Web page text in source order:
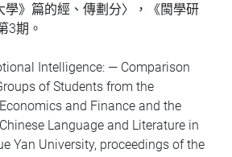
學》篇的經、傳劃分〉，《閩學研
3期。
Intelligence: — Comparison
of Students from the
and Finance and the
Language and Literature in
Yan University, proceedings of the